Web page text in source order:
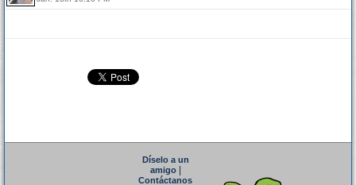
Díselo a un
amigo|
Contáctanos